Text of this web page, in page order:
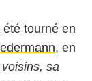
tourné en
, en
sa